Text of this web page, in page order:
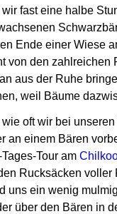
fast eine halbe
Ende einer Wiese
von den zahlreichen
aus der Ruhe
weil Bäume
oft wir bei
an einem Bären
Tour am
Rucksäcken voller
uns ein wenig
über den Bären in